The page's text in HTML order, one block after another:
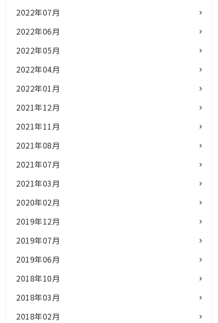
2022年07月
2022年06月
2022年05月
2022年04月
2022年01月
2021年12月
2021年11月
2021年08月
2021年07月
2021年03月
2020年02月
2019年12月
2019年07月
2019年06月
2018年10月
2018年03月
2018年02月